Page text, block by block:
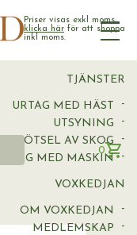
Priser visas exkl moms,
klicka här för att shoppa
inkl moms.
LIST
PANEL
TJÄNSTER
URTAG MED HÄST
UTSYNING
SKÖTSEL AV SKOG
URTAG MED MASKIN
VOXKEDJAN
OM VOXKEDJAN
MEDLEMSKAP
0